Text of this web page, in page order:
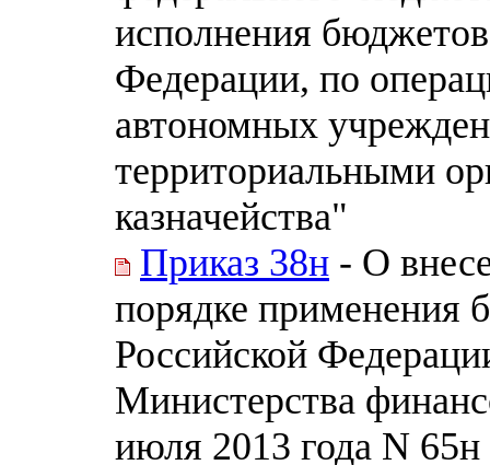
исполнения
Федерации, по
автономных
территориальными
казначейства"
Приказ 38н - О
порядке применения
Российской
Министерства
июля 2013 года N 65н